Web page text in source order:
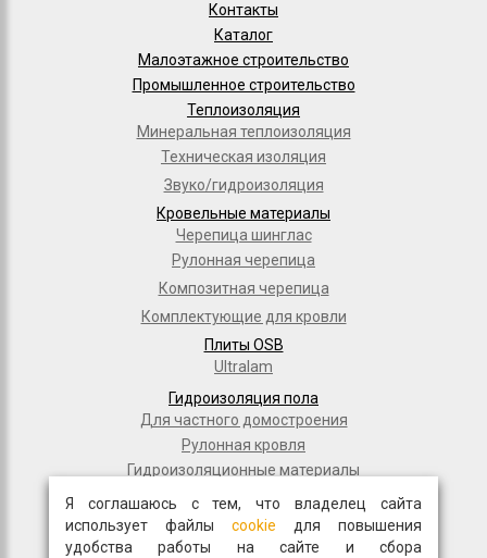
Контакты
Каталог
Малоэтажное строительство
Промышленное строительство
Теплоизоляция
Минеральная теплоизоляция
Техническая изоляция
Звуко/гидроизоляция
Кровельные материалы
Черепица шинглас
Рулонная черепица
Композитная черепица
Комплектующие для кровли
Плиты OSB
Ultralam
Гидроизоляция пола
Для частного домостроения
Рулонная кровля
Гидроизоляционные материалы
Полимерные мембраны
Мастики и праймеры
Я соглашаюсь с тем, что владелец сайта
использует файлы cookie для повышения
удобства работы на сайте и сбора